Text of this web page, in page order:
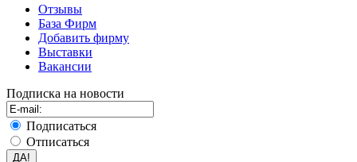
Отзывы
База Фирм
Добавить фирму
Выставки
Вакансии
Подписка на новости
Подписаться
Отписаться